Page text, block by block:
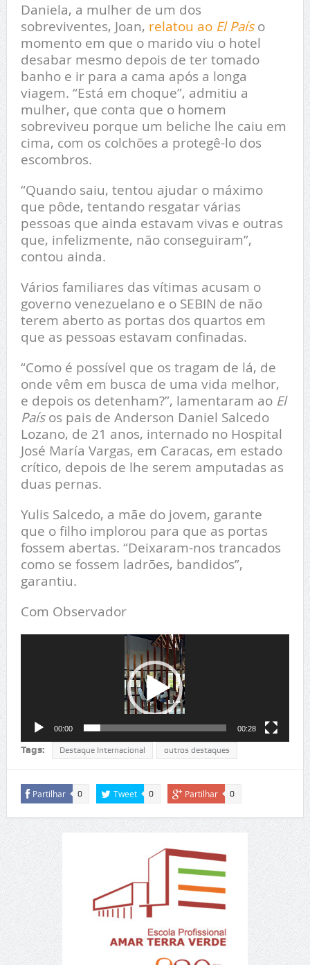
Daniela, a mulher de um dos
sobreviventes, Joan, relatou ao El Paíso
momento em que o marido viu o hotel
desabar mesmo depois de ter tomado
banho e ir para a cama após a longa
viagem. “Está em choque”, admitiu a
mulher, que conta que o homem
sobreviveu porque um beliche lhe caiu em
cima, com os colchões a protegê-lo dos
escombros.
“Quando saiu, tentou ajudar o máximo
que pôde, tentando resgatar várias
pessoas que ainda estavam vivas e outras
que, infelizmente, não conseguiram”,
contou ainda.
Vários familiares das vítimas acusam o
governo venezuelano e o SEBIN de não
terem aberto as portas dos quartos em
que as pessoas estavam confinadas.
“Como é possível que os tragam de lá, de
onde vêm em busca de uma vida melhor,
e depois os detenham?”, lamentaram ao El
Paísos pais de Anderson Daniel Salcedo
Lozano, de 21 anos, internado no Hospital
José María Vargas, em Caracas, em estado
crítico, depois de lhe serem amputadas as
duas pernas.
Yulis Salcedo, a mãe do jovem, garante
que o filho implorou para que as portas
fossem abertas. “Deixaram-nos trancados
como se fossem ladrões, bandidos”,
garantiu.
Com Observador
00:00 00:28
Tags: Destaque Internacional outros destaques
Partilhar 0 Tweet 0 Partilhar 0